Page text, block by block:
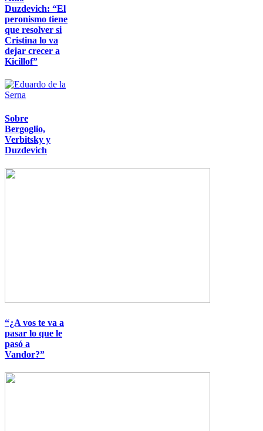
Duzdevich: “El
peronismo tiene
que resolver si
Cristina lo va
dejar crecer a
Kicillof”
Imagen
Sobre
Bergoglio,
Verbitsky y
Duzdevich
Imagen
“¿A vos te va a
pasar lo que le
pasó a
Vandor?”
Imagen